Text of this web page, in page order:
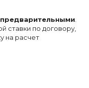
.
ставки по договору,
на расчет